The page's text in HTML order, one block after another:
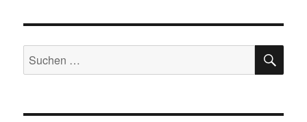
Suchen
nach: